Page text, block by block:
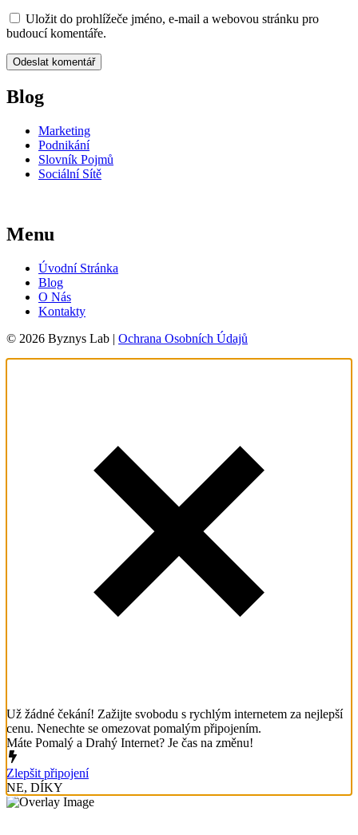
Uložit do prohlížeče jméno, e-mail a webovou stránku pro
budoucí komentáře.
Blog
Marketing
Podnikání
Slovník Pojmů
Sociální Sítě
Menu
Úvodní Stránka
Blog
O Nás
Kontakty
© 2026 Byznys Lab | Ochrana Osobních Údajů
Už žádné čekání! Zažijte svobodu s rychlým internetem za nejlepší
cenu. Nenechte se omezovat pomalým připojením.
Máte Pomalý a Drahý Internet? Je čas na změnu!
Zlepšit připojení
NE, DÍKY